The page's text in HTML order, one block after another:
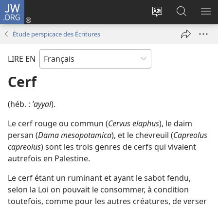
JW.ORG
Changer
langue
Se
connecter
nouvelle
sur
JW.ORG
Étude perspicace des Écritures
LIRE EN
Cerf
(héb. : ʼayyal).
Le cerf rouge ou commun (Cervus elaphus), le daim
persan (Dama mesopotamica), et le chevreuil (Capreolus
capreolus) sont les trois genres de cerfs qui vivaient
autrefois en Palestine.
Le cerf étant un ruminant et ayant le sabot fendu,
selon la Loi on pouvait le consommer, à condition
toutefois, comme pour les autres créatures, de verser